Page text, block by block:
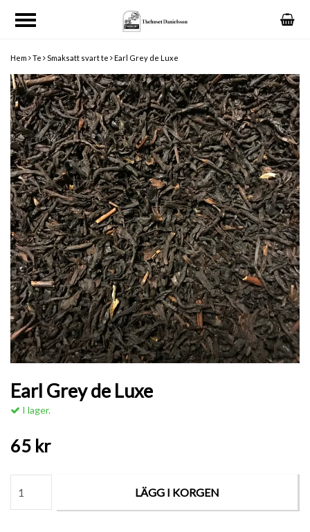
Hem Te Smaksatt svart te Earl Grey de Luxe
Earl Grey de Luxe
I lager.
65 kr
LÄGG I KORGEN